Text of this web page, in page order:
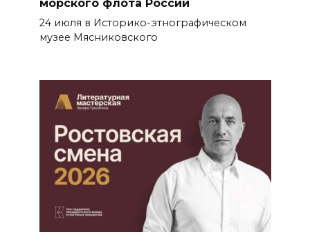
24 июля в Историко-этнографическом
музее Мясниковского